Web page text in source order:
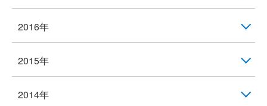
2016年
2015年
2014年